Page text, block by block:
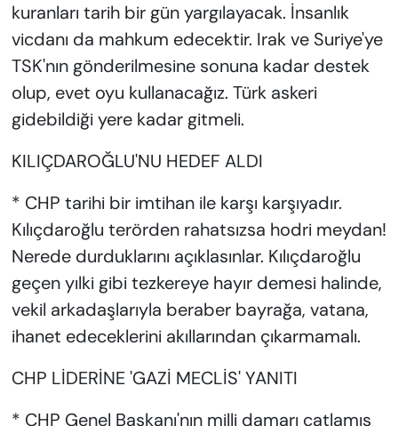
kuranları tarih bir gün yargılayacak. İnsanlık
vicdanı da mahkum edecektir. Irak ve Suriye'ye
TSK'nın gönderilmesine sonuna kadar destek
olup, evet oyu kullanacağız. Türk askeri
gidebildiği yere kadar gitmeli.
KILIÇDAROĞLU'NU HEDEF ALDI
* CHP tarihi bir imtihan ile karşı karşıyadır.
Kılıçdaroğlu terörden rahatsızsa hodri meydan!
Nerede durduklarını açıklasınlar. Kılıçdaroğlu
geçen yılki gibi tezkereye hayır demesi halinde,
vekil arkadaşlarıyla beraber bayrağa, vatana,
ihanet edeceklerini akıllarından çıkarmamalı.
CHP LİDERİNE 'GAZİ MECLİS' YANITI
* CHP Genel Başkanı'nın milli damarı çatlamış